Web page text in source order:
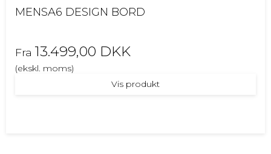
MENSA6 DESIGN BORD
Fra 13.499,00 DKK
(ekskl. moms)
Vis produkt